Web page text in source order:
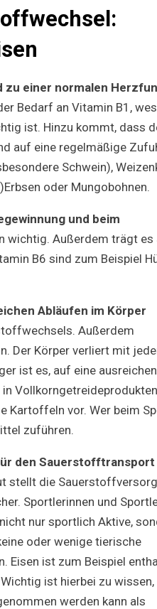
einer normalen
Bedarf an Vitamin B1,
ist. Hinzu kommt, dass
auf eine regelmäßige
Schwein),
oder Mungobohnen.
und beim
wichtig. Außerdem trägt es
B6 sind zum Beispiel
Abläufen im Körper
Außerdem
Der Körper verliert mit
ist es, auf eine
Kartoffeln vor. Wer beim
zuführen.
den Sauerstofftransport
stellt die
Sportlerinnen und
nur sportlich Aktive,
oder wenige tierische
Eisen ist zum Beispiel
ist hierbei zu
werden kann als